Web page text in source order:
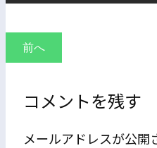
前へ
コメントを残す
メールアドレスが公開